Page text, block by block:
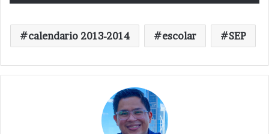
calendario 2013-2014 escolar SEP